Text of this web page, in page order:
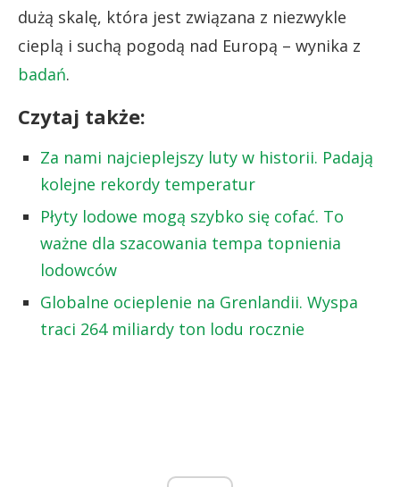
dużą skalę, która jest związana z niezwykle
cieplą i suchą pogodą nad Europą – wynika z
badań.
Czytaj także:
Za nami najcieplejszy luty w historii. Padają
kolejne rekordy temperatur
Płyty lodowe mogą szybko się cofać. To
ważne dla szacowania tempa topnienia
lodowców
Globalne ocieplenie na Grenlandii. Wyspa
traci 264 miliardy ton lodu rocznie